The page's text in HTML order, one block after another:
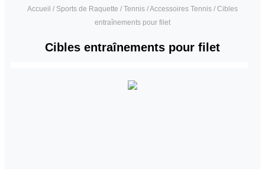
Accueil / Sports de Raquette / Tennis /Accessoires Tennis / Cibles
entraînements pour filet
Cibles entraînements pour filet